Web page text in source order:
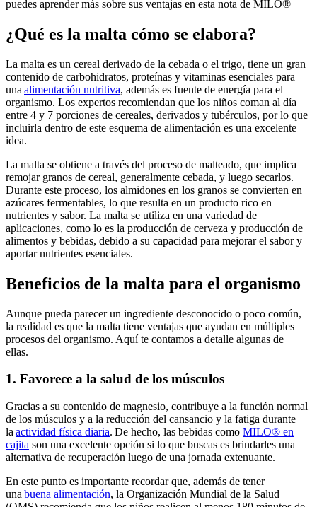
puedes aprender más sobre sus ventajas en esta nota de MILO®
¿Qué es la malta cómo se elabora?
La malta es un cereal derivado de la cebada o el trigo, tiene un gran
contenido de carbohidratos, proteínas y vitaminas esenciales para
una alimentación nutritiva, además es fuente de energía para el
organismo. Los expertos recomiendan que los niños coman al día
entre 4 y 7 porciones de cereales, derivados y tubérculos, por lo que
incluirla dentro de este esquema de alimentación es una excelente
idea.
La malta se obtiene a través del proceso de malteado, que implica
remojar granos de cereal, generalmente cebada, y luego secarlos.
Durante este proceso, los almidones en los granos se convierten en
azúcares fermentables, lo que resulta en un producto rico en
nutrientes y sabor. La malta se utiliza en una variedad de
aplicaciones, como lo es la producción de cerveza y producción de
alimentos y bebidas, debido a su capacidad para mejorar el sabor y
aportar nutrientes esenciales.
Beneficios de la malta para el organismo
Aunque pueda parecer un ingrediente desconocido o poco común,
la realidad es que la malta tiene ventajas que ayudan en múltiples
procesos del organismo. Aquí te contamos a detalle algunas de
ellas.
1. Favorece a la salud de los músculos
Gracias a su contenido de magnesio, contribuye a la función normal
de los músculos y a la reducción del cansancio y la fatiga durante
la actividad física diaria. De hecho, las bebidas como MILO® en
cajita son una excelente opción si lo que buscas es brindarles una
alternativa de recuperación luego de una jornada extenuante.
En este punto es importante recordar que, además de tener
una buena alimentación, la Organización Mundial de la Salud